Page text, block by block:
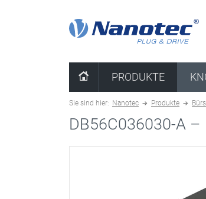
PRODUKTE
Sie sind hier: Nanotec Produkte
DB56C036030-A –